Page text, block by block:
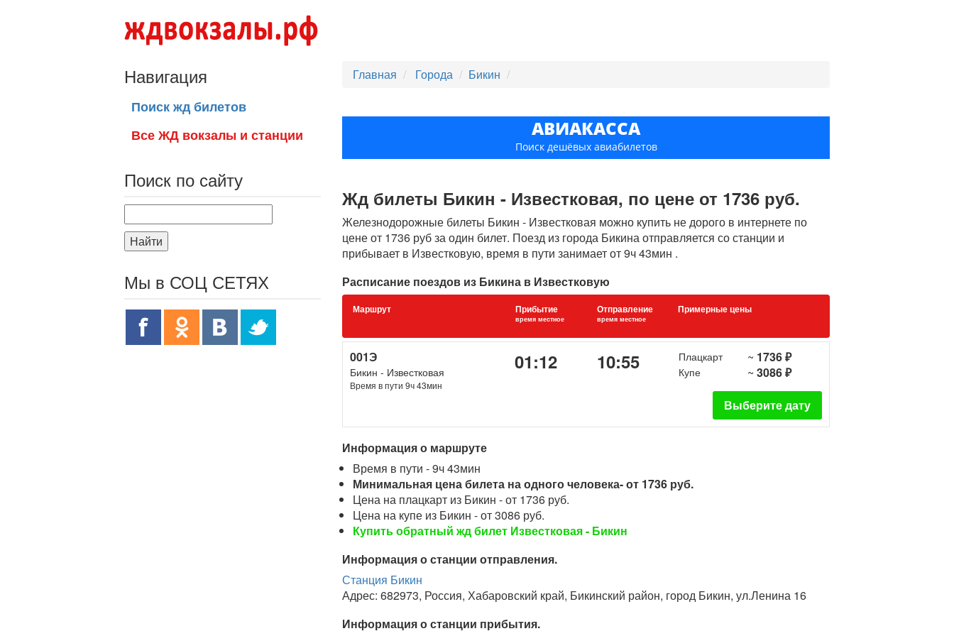
Главная Города Бикин
АВИАКАССА
Поиск дешёвых авиабилетов
Жд билеты Бикин - Известковая, по цене от 1736 руб.
Железнодорожные билеты Бикин - Известковая можно купить не дорого в интернете по
цене от 1736 руб за один билет. Поезд из города Бикина отправляется со станции и
прибывает в Известковую, время в пути занимает от 9ч 43мин .
Расписание поездов из Бикина в Известковую
Маршрут Прибытие
время местное
Отправление
время местное
Примерные цены
001Э
Бикин - Известковая
Время в пути 9ч 43мин
01:12 10:55 Плацкарт ~ 1736 ₽
Купе ~ 3086 ₽
Выберите дату
Информация о маршруте
Время в пути - 9ч 43мин
Минимальная цена билета на одного человека- от 1736 руб.
Цена на плацкарт из Бикин - от 1736 руб.
Цена на купе из Бикин - от 3086 руб.
Купить обратный жд билет Известковая - Бикин
Информация о станции отправления.
Станция Бикин
Адрес: 682973, Россия, Хабаровский край, Бикинский район, город Бикин, ул.Ленина 16
Информация о станции прибытия.
Навигация
Поиск жд билетов
Все ЖД вокзалы и станции
Поиск по сайту
Найти
Мы в СОЦ СЕТЯХ